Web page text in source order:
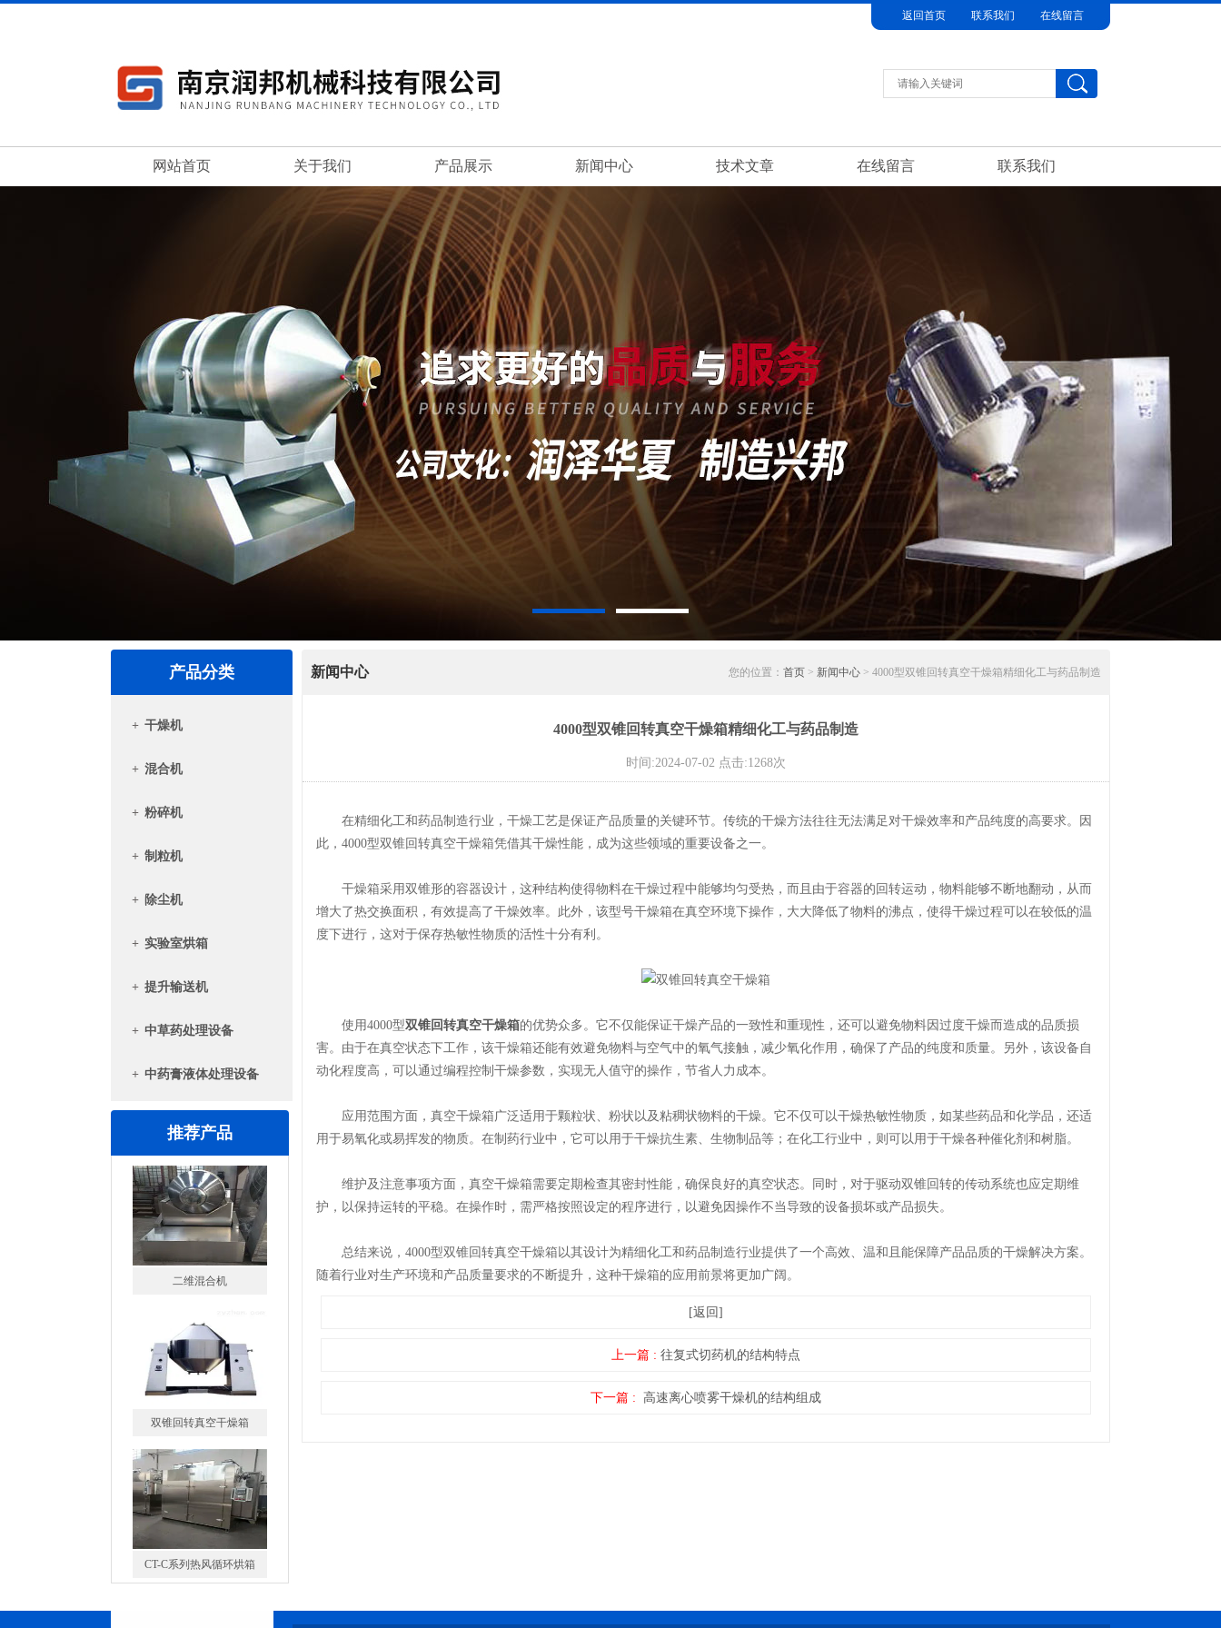
返回首页 联系我们 在线留言
网站首页 关于我们 产品展示 新闻中心 技术文章 在线留言 联系我们
产品分类
+ 干燥机
+ 混合机
+ 粉碎机
+ 制粒机
+ 除尘机
+ 实验室烘箱
+ 提升输送机
+ 中草药处理设备
+ 中药膏液体处理设备
推荐产品
二维混合机
双锥回转真空干燥箱
CT-C系列热风循环烘箱
新闻中心 您的位置： 首页 > 新闻中心 > 4000型双锥回转真空干燥箱精细化工与药品制造
4000型双锥回转真空干燥箱精细化工与药品制造
时间:2024-07-02 点击:1268次
在精细化工和药品制造行业，干燥工艺是保证产品质量的关键环节。传统的干燥方法往往无法满足对干燥效率和产品纯度的高要求。因
此，4000型双锥回转真空干燥箱凭借其干燥性能，成为这些领域的重要设备之一。
干燥箱采用双锥形的容器设计，这种结构使得物料在干燥过程中能够均匀受热，而且由于容器的回转运动，物料能够不断地翻动，从而
增大了热交换面积，有效提高了干燥效率。此外，该型号干燥箱在真空环境下操作，大大降低了物料的沸点，使得干燥过程可以在较低的温
度下进行，这对于保存热敏性物质的活性十分有利。
使用4000型双锥回转真空干燥箱的优势众多。它不仅能保证干燥产品的一致性和重现性，还可以避免物料因过度干燥而造成的品质损
害。由于在真空状态下工作，该干燥箱还能有效避免物料与空气中的氧气接触，减少氧化作用，确保了产品的纯度和质量。另外，该设备自
动化程度高，可以通过编程控制干燥参数，实现无人值守的操作，节省人力成本。
应用范围方面，真空干燥箱广泛适用于颗粒状、粉状以及粘稠状物料的干燥。它不仅可以干燥热敏性物质，如某些药品和化学品，还适
用于易氧化或易挥发的物质。在制药行业中，它可以用于干燥抗生素、生物制品等；在化工行业中，则可以用于干燥各种催化剂和树脂。
维护及注意事项方面，真空干燥箱需要定期检查其密封性能，确保良好的真空状态。同时，对于驱动双锥回转的传动系统也应定期维
护，以保持运转的平稳。在操作时，需严格按照设定的程序进行，以避免因操作不当导致的设备损坏或产品损失。
总结来说，4000型双锥回转真空干燥箱以其设计为精细化工和药品制造行业提供了一个高效、温和且能保障产品品质的干燥解决方案。
随着行业对生产环境和产品质量要求的不断提升，这种干燥箱的应用前景将更加广阔。
[返回]
上一篇 : 往复式切药机的结构特点
下一篇 : 高速离心喷雾干燥机的结构组成